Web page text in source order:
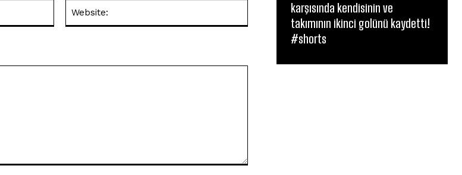
Posta:*
karşısında kendisinin ve
takımının ikinci golünü kaydetti!
#shorts